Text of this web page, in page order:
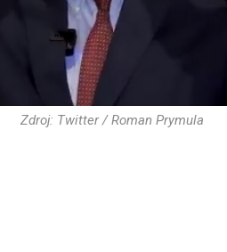
Zdroj: Twitter / Roman Prymula